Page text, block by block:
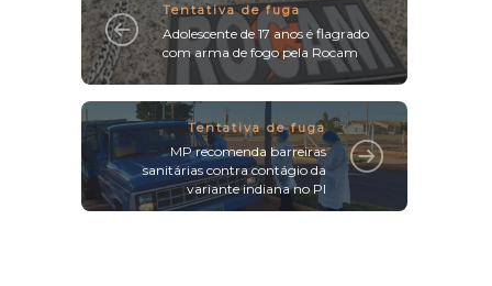
Tentativa de fuga
Adolescente de 17 anos é flagrado
com arma de fogo pela Rocam
Tentativa de fuga
MP recomenda barreiras
sanitárias contra contágio da
variante indiana no PI